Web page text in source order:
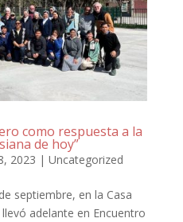
como respuesta a la
de hoy”
2023 | Uncategorized
septiembre, en la Casa
adelante en Encuentro